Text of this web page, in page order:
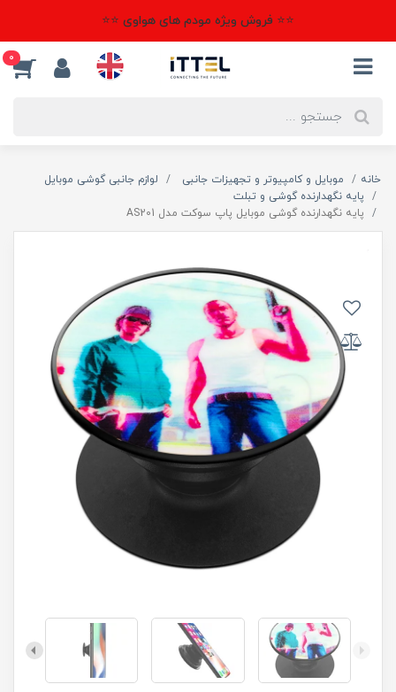
⭐⭐ فروش ویژه مودم های هواوی ⭐⭐
0
خانه موبایل و کامپیوتر و تجهیزات جانبی
لوازم جانبی گوشی موبایل
پایه نگهدارنده گوشی و تبلت
پایه نگهدارنده گوشی موبایل پاپ سوکت مدل AS201